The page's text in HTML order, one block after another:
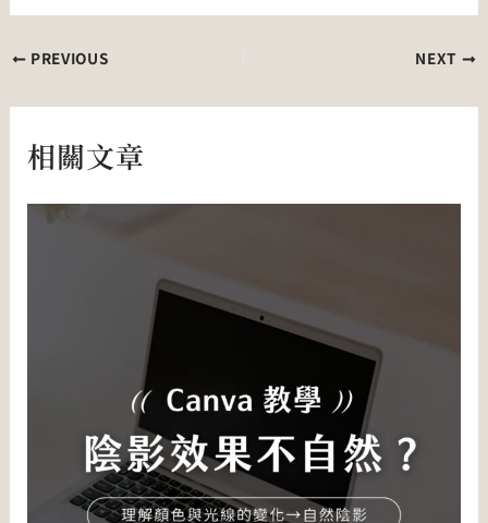
PREVIOUS NEXT
相關文章